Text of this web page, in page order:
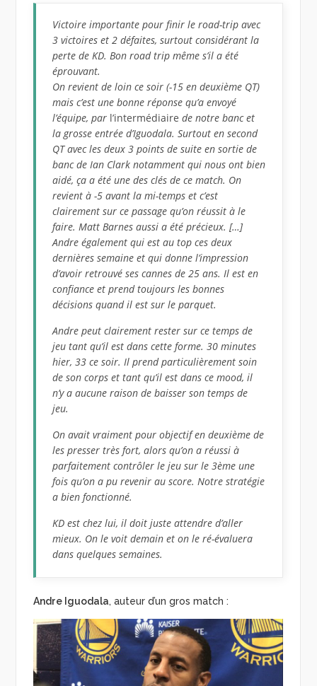
Victoire importante pour finir le road-trip avec
3 victoires et 2 défaites, surtout considérant la
perte de KD. Bon road trip même s’il a été
éprouvant.
On revient de loin ce soir (-15 en deuxième QT)
mais c’est une bonne réponse qu’a envoyé
l’équipe, par l’intermédiairede notre banc et
la grosse entrée d’Iguodala. Surtout en second
QT avec les deux 3 points de suite en sortie de
banc de Ian Clark notamment qui nous ont bien
aidé, ça a été une des clés de ce match. On
revient à -5 avant la mi-temps et c’est
clairement sur ce passage qu’on réussit à le
faire. Matt Barnes aussi a été précieux. […]
Andre également qui est au top ces deux
dernières semaine et qui donne l’impression
d’avoir retrouvé ses cannes de 25 ans. Il est en
confiance et prend toujours les bonnes
décisions quand il est sur le parquet.
Andre peut clairement rester sur ce temps de
jeu tant qu’il est dans cette forme. 30 minutes
hier, 33 ce soir. Il prend particulièrement soin
de son corps et tant qu’il est dans ce mood, il
n’y a aucune raison de baisser son temps de
jeu.
On avait vraiment pour objectif en deuxième de
les presser très fort, alors qu’on a réussi à
parfaitement contrôler le jeu sur le 3ème une
fois qu’on a pu revenir au score. Notre stratégie
a bien fonctionné.
KD est chez lui, il doit juste attendre d’aller
mieux. On le voit demain et on le ré-évaluera
dans quelques semaines.
Andre Iguodala, auteur d’un gros match :